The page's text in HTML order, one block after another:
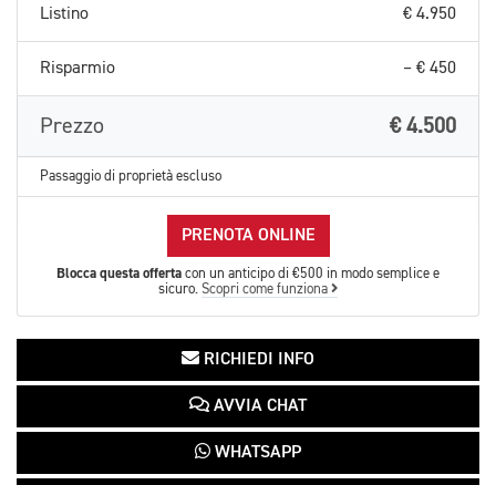
Listino € 4.950
Risparmio – € 450
Prezzo € 4.500
Passaggio di proprietà escluso
PRENOTA ONLINE
Blocca questa offerta con un anticipo di €500 in modo semplice e
sicuro. Scopri come funziona
RICHIEDI INFO
AVVIA CHAT
WHATSAPP